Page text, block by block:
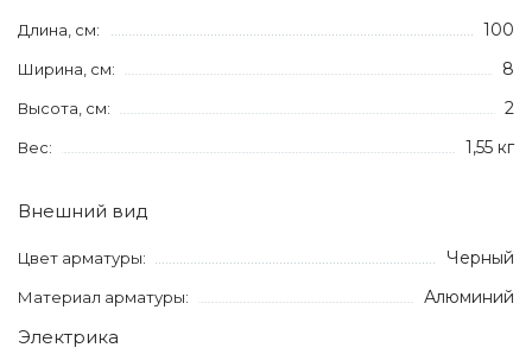
Длина, см: 100
Ширина, см: 8
Высота, см: 2
Вес: 1,55 кг
Внешний вид
Цвет арматуры: Черный
Материал арматуры: Алюминий
Электрика